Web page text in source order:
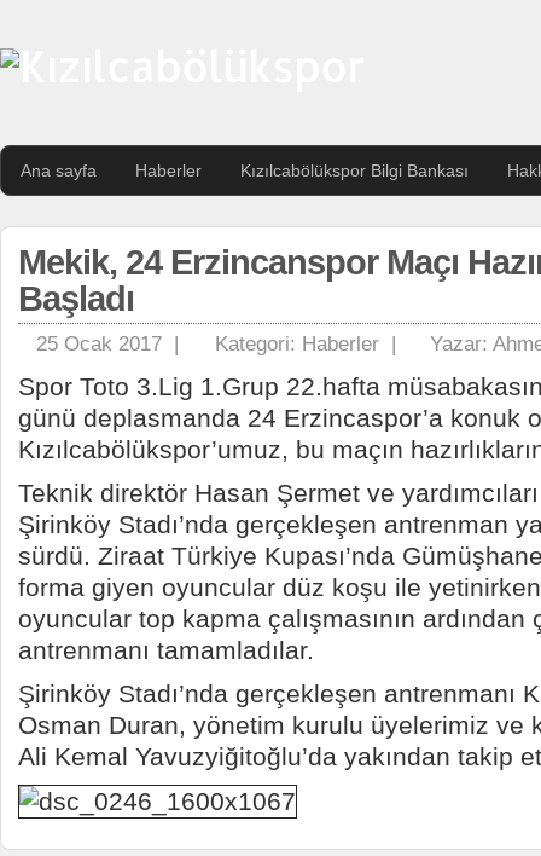
Ana sayfa Haberler Kızılcabölükspor Bilgi Bankası
Mekik, 24 Erzincanspor Maçı
Başladı
25 Ocak 2017 | Kategori: Haberler | Yazar:
Spor Toto 3.Lig 1.Grup 22.hafta
günü deplasmanda 24 Erzincaspor’a konuk
Kızılcabölükspor’umuz, bu maçın
Teknik direktör Hasan Şermet ve
Şirinköy Stadı’nda gerçekleşen antrenman
sürdü. Ziraat Türkiye Kupası’nda
forma giyen oyuncular düz koşu ile
oyuncular top kapma çalışmasının
antrenmanı tamamladılar.
Şirinköy Stadı’nda gerçekleşen antrenmanı
Osman Duran, yönetim kurulu üyelerimiz ve
Ali Kemal Yavuzyiğitoğlu’da yakından takip